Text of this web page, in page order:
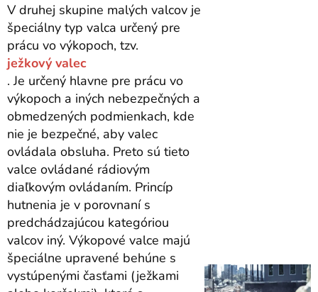
V druhej skupine malých valcov je
špeciálny typ valca určený pre
prácu vo výkopoch, tzv.
ježkový valec
. Je určený hlavne pre prácu vo
výkopoch a iných nebezpečných a
obmedzených podmienkach, kde
nie je bezpečné, aby valec
ovládala obsluha. Preto sú tieto
valce ovládané rádiovým
diaľkovým ovládaním. Princíp
hutnenia je v porovnaní s
predchádzajúcou kategóriou
valcov iný. Výkopové valce majú
špeciálne upravené behúne s
vystúpenými časťami (ježkami